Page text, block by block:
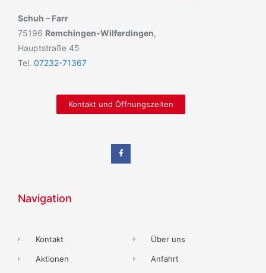
Schuh – Farr
75196 Remchingen-Wilferdingen,
Hauptstraße 45
Tel. 07232-71367
Kontakt und Öffnungszeiten
Navigation
Kontakt
Aktionen
Über uns
Anfahrt